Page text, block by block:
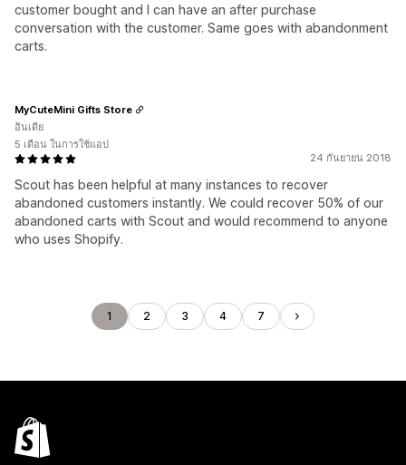
customer bought and I can have an after purchase
conversation with the customer. Same goes with abandonment
carts.
24 กันยายน 2018
Scout has been helpful at many instances to recover
abandoned customers instantly. We could recover 50% of our
abandoned carts with Scout and would recommend to anyone
who uses Shopify.
MyCuteMini Gifts Store
อินเดีย
5 เดือน ในการใช้แอป
1 2 3 4 7